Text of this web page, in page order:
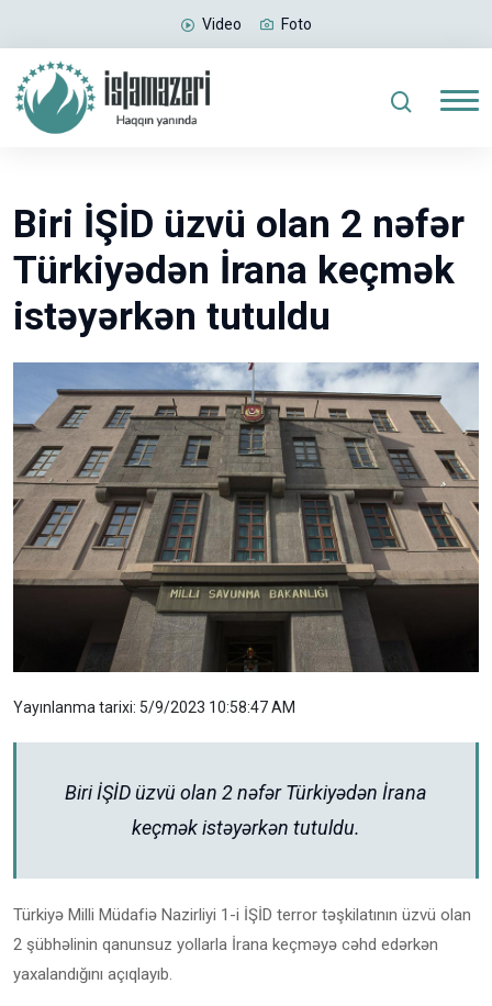
Video Foto
Biri İŞİD üzvü olan 2 nəfər
Türkiyədən İrana keçmək
istəyərkən tutuldu
Yayınlanma tarixi: 5/9/2023 10:58:47 AM
Biri İŞİD üzvü olan 2 nəfər Türkiyədən İrana
keçmək istəyərkən tutuldu.
Türkiyə Milli Müdafiə Nazirliyi 1-i İŞİD terror təşkilatının üzvü olan
2 şübhəlinin qanunsuz yollarla İrana keçməyə cəhd edərkən
yaxalandığını açıqlayıb.